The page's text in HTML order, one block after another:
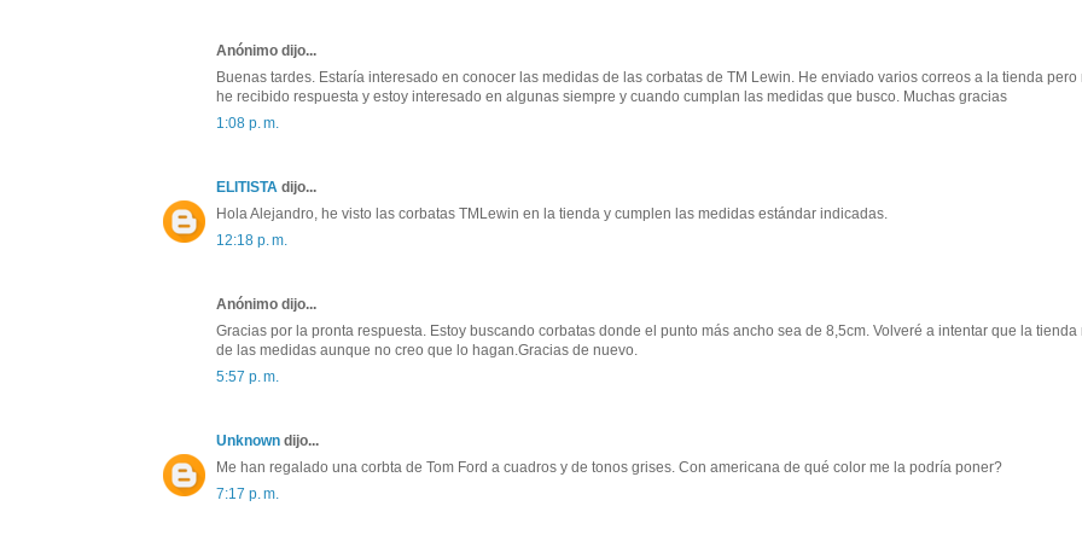
Anónimo dijo...
Buenas tardes. Estaría interesado en conocer las medidas de las corbatas de TM Lewin. He enviado varios correos a la tienda pero
he recibido respuesta y estoy interesado en algunas siempre y cuando cumplan las medidas que busco. Muchas gracias
1:08 p. m.
ELITISTA dijo...
Hola Alejandro, he visto las corbatas TMLewin en la tienda y cumplen las medidas estándar indicadas.
12:18 p. m.
Anónimo dijo...
Gracias por la pronta respuesta. Estoy buscando corbatas donde el punto más ancho sea de 8,5cm. Volveré a intentar que la tienda
de las medidas aunque no creo que lo hagan.Gracias de nuevo.
5:57 p. m.
Unknown dijo...
Me han regalado una corbta de Tom Ford a cuadros y de tonos grises. Con americana de qué color me la podría poner?
7:17 p. m.